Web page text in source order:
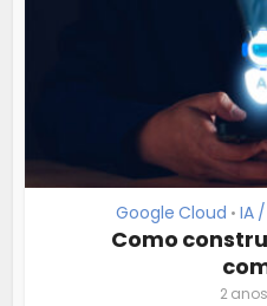
Google Cloud • IA
Como
2